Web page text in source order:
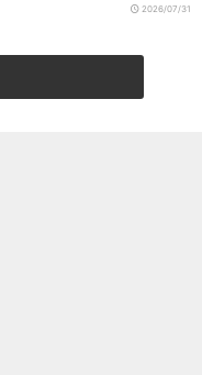
2026/07/31